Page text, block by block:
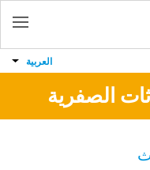
العربية
الصفرية